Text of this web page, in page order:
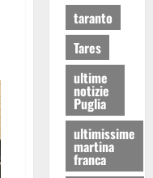
taranto
Tares
ultime
notizie
Puglia
ultimissime
martina
franca